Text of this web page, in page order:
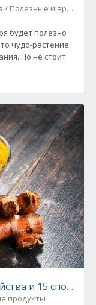
/ Полезные и вредные
будет полезно
чудо-растение
Но не стоит
и 15
продукты